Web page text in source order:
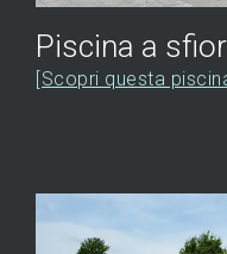
Piscina a
[Scopri questa